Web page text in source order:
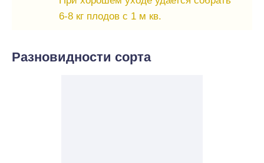
6-8 кг плодов с 1 м кв.
Разновидности сорта